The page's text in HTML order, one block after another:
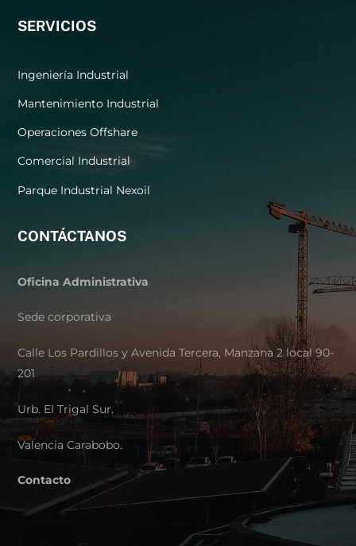
SERVICIOS
Ingeniería Industrial
Mantenimiento Industrial
Operaciones Offshare
Comercial Industrial
Parque Industrial Nexoil
CONTÁCTANOS
Oficina Administrativa
Sede corporativa
Calle Los Pardillos y Avenida Tercera, Manzana 2 local 90-
201
Urb. El Trigal Sur.
Valencia Carabobo.
Contacto